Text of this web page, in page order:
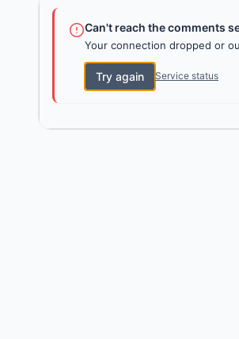
Can't reach the comments
Your connection dropped or
Try again Service status